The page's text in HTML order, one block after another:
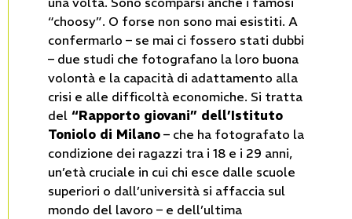
“choosy”. O forse non sono mai esistiti. A
confermarlo – se mai ci fossero stati dubbi
– due studi che fotografano la loro buona
volontà e la capacità di adattamento alla
crisi e alle difficoltà economiche. Si tratta
del “Rapporto giovani” dell’Istituto
Toniolo di Milano – che ha fotografato la
condizione dei ragazzi tra i 18 e i 29 anni,
un’età cruciale in cui chi esce dalle scuole
superiori o dall’università si affaccia sul
mondo del lavoro – e dell’ultima